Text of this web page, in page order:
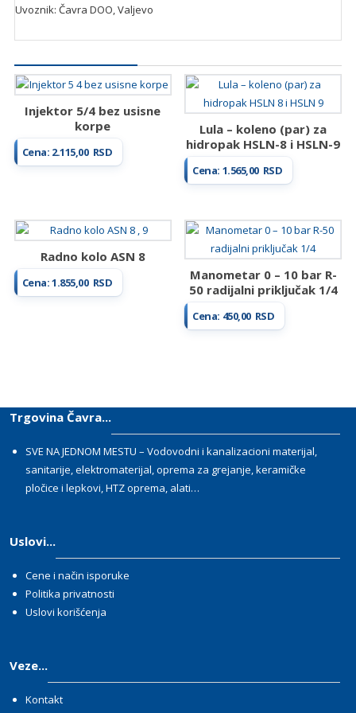
Uvoznik: Čavra DOO, Valjevo
Injektor 5/4 bez usisne
korpe
Cena: 2.115,00 RSD
Lula – koleno (par) za
hidropak HSLN-8 i HSLN-9
Cena: 1.565,00 RSD
Radno kolo ASN 8
Cena:1.855,00 RSD
Manometar 0 – 10 bar R-
50 radijalni priključak 1/4
Cena: 450,00 RSD
Trgovina Čavra...
SVE NA JEDNOM MESTU – Vodovodni i kanalizacioni materijal,
sanitarije, elektromaterijal, oprema za grejanje, keramičke
pločice i lepkovi, HTZ oprema, alati…
Uslovi...
Cene i način isporuke
Politika privatnosti
Uslovi korišćenja
Veze...
Kontakt